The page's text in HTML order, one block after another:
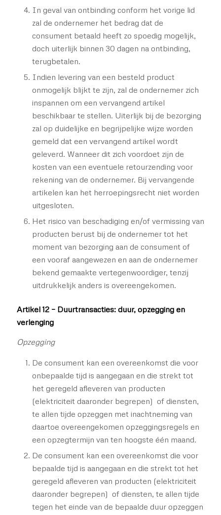
In geval van ontbinding conform het vorige lid
zal de ondernemer het bedrag dat de
consument betaald heeft zo spoedig mogelijk,
doch uiterlijk binnen 30 dagen na ontbinding,
terugbetalen.
Indien levering van een besteld product
onmogelijk blijkt te zijn, zal de ondernemer zich
inspannen om een vervangend artikel
beschikbaar te stellen. Uiterlijk bij de bezorging
zal op duidelijke en begrijpelijke wijze worden
gemeld dat een vervangend artikel wordt
geleverd. Wanneer dit zich voordoet zijn de
kosten van een eventuele retourzending voor
rekening van de ondernemer. Bij vervangende
artikelen kan het herroepingsrecht niet worden
uitgesloten.
Het risico van beschadiging en/of vermissing van
producten berust bij de ondernemer tot het
moment van bezorging aan de consument of
een vooraf aangewezen en aan de ondernemer
bekend gemaakte vertegenwoordiger, tenzij
uitdrukkelijk anders is overeengekomen.
Artikel 12 – Duurtransacties: duur, opzegging en
verlenging
Opzegging
De consument kan een overeenkomst die voor
onbepaalde tijd is aangegaan en die strekt tot
het geregeld afleveren van producten
(elektriciteit daaronder begrepen) of diensten,
te allen tijde opzeggen met inachtneming van
daartoe overeengekomen opzeggingsregels en
een opzegtermijn van ten hoogste één maand.
De consument kan een overeenkomst die voor
bepaalde tijd is aangegaan en die strekt tot het
geregeld afleveren van producten (elektriciteit
daaronder begrepen) of diensten, te allen tijde
tegen het einde van de bepaalde duur opzeggen